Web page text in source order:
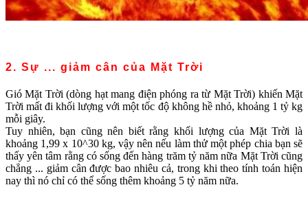
2. Sự ... giảm cân của Mặt Trời
Gió Mặt Trời (dòng hạt mang điện phóng ra từ Mặt Trời) khiến Mặt
Trời mất đi khối lượng với một tốc độ không hề nhỏ, khoảng 1 tỷ kg
mỗi giây.
Tuy nhiên, bạn cũng nên biết rằng khối lượng của Mặt Trời là
khoảng 1,99 x 10^30 kg, vậy nên nếu làm thử một phép chia bạn sẽ
thấy yên tâm rằng có sống đến hàng trăm tỷ năm nữa Mặt Trời cũng
chẳng ... giảm cân được bao nhiêu cả, trong khi theo tính toán hiện
nay thì nó chỉ có thể sống thêm khoảng 5 tỷ năm nữa.